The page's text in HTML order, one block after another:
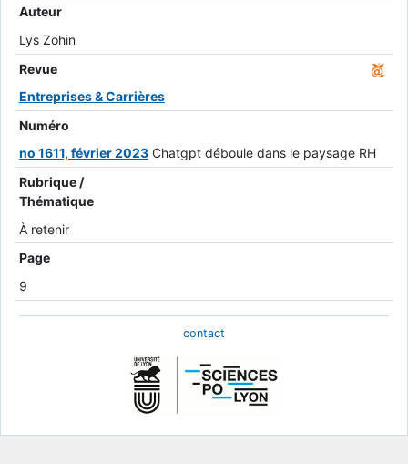
Auteur
Lys Zohin
Revue
Entreprises & Carrières
Numéro
no 1611, février 2023 Chatgpt déboule dans le paysage RH
Rubrique /
Thématique
À retenir
Page
9
contact